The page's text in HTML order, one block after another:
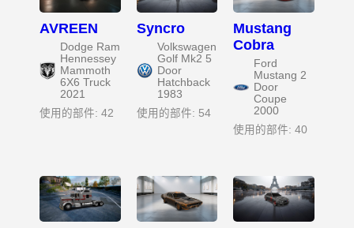
AVREEN
Dodge Ram
Hennessey
Mammoth
6X6 Truck
2021
使用的部件: 42
Syncro
Volkswagen
Golf Mk2 5
Door
Hatchback
1983
使用的部件: 54
Mustang
Cobra
Ford
Mustang 2
Door
Coupe
2000
使用的部件: 40